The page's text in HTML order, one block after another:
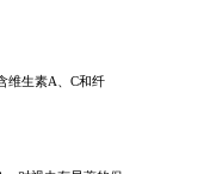
维生素A、C和纤